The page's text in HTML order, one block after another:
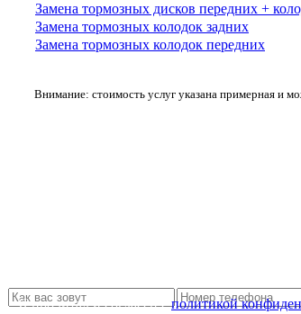
Замена тормозных дисков передних +
Замена тормозных колодок задних
Замена тормозных колодок передних
Внимание: стоимость услуг указана примерная и
Я прочитал и согласен сполитикой